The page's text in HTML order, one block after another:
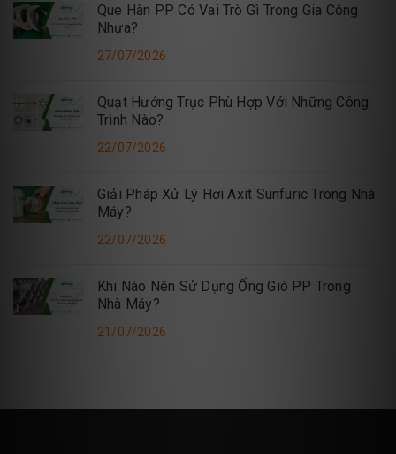
Que Hàn PP Có Vai Trò Gì Trong Gia Công
Nhựa?
27/07/2026
Quạt Hướng Trục Phù Hợp Với Những Công
Trình Nào?
22/07/2026
Giải Pháp Xử Lý Hơi Axit Sunfuric Trong Nhà
Máy?
22/07/2026
Khi Nào Nên Sử Dụng Ống Gió PP Trong
Nhà Máy?
21/07/2026